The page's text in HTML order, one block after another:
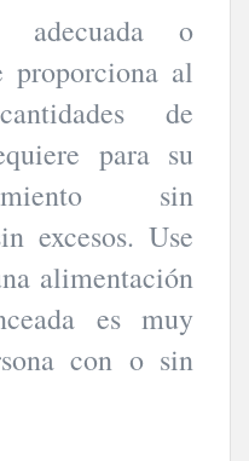
adecuada o
al
de
para su
sin
excesos. Use
alimentación
es muy
con o sin